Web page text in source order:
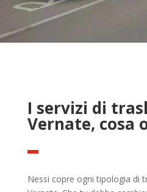
I servizi di
Vernate, cosa
Nessi copre ogni tipologia di